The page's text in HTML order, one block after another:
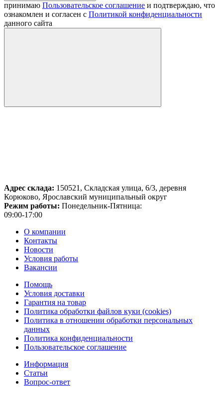
принимаю Пользовательское соглашение и подтверждаю, что
ознакомлен и согласен с Политикой конфиденциальности
данного сайта
Адрес склада: 150521, Складская улица, 6/3, деревня
Корюково, Ярославский муниципальный округ
Режим работы: Понедельник-Пятница:
09:00-17:00
О компании
Контакты
Новости
Условия работы
Вакансии
Помощь
Условия доставки
Гарантия на товар
Политика обработки файлов куки (cookies)
Политика в отношении обработки персональных
данных
Политика конфиденциальности
Пользовательское соглашение
Информация
Статьи
Вопрос-ответ